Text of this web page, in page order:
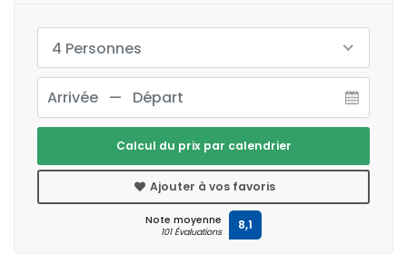
4 Personnes
Calcul du prix par calendrier
Ajouter à vos favoris
Note moyenne
101 Évaluations 8,1